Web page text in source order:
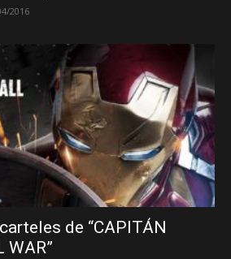
2016
de “CAPITÁN
WAR”